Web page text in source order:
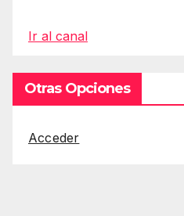
Ir al canal
Otras Opciones
Acceder